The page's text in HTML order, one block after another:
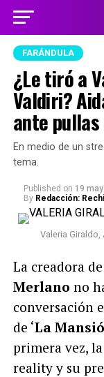
FARÁNDULA
¿Le tiró a
Valdiri?
ante
En medio de un
tema.
Published on 19
By Redacción:
Valeria
La creadora
Merlano no
conversación
de ‘La
primera vez,
reality y su